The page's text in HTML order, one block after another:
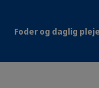
Foder og daglig